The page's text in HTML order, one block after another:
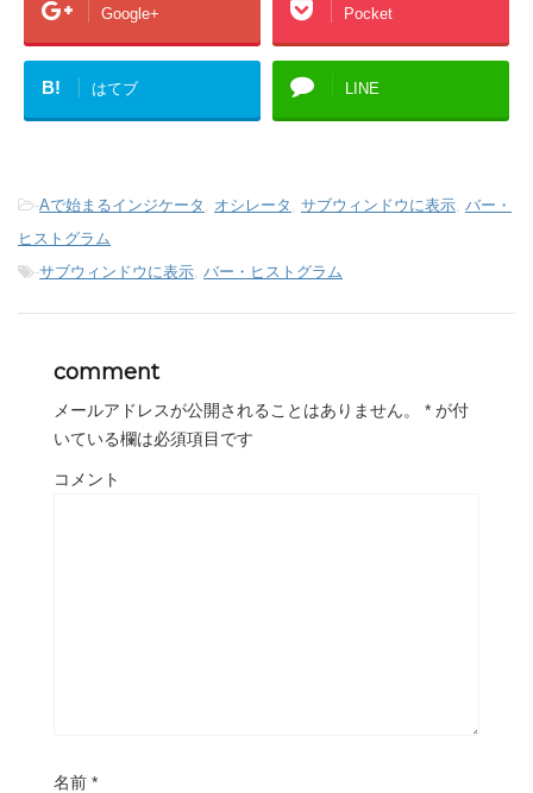
Google+ Pocket
B! はてブ LINE
-Aで始まるインジケータ オシレータ サブウィンドウに表示 バー・
ヒストグラム
-サブウィンドウに表示 バー・ヒストグラム
comment
メールアドレスが公開されることはありません。 * が付
いている欄は必須項目です
コメント
名前 *